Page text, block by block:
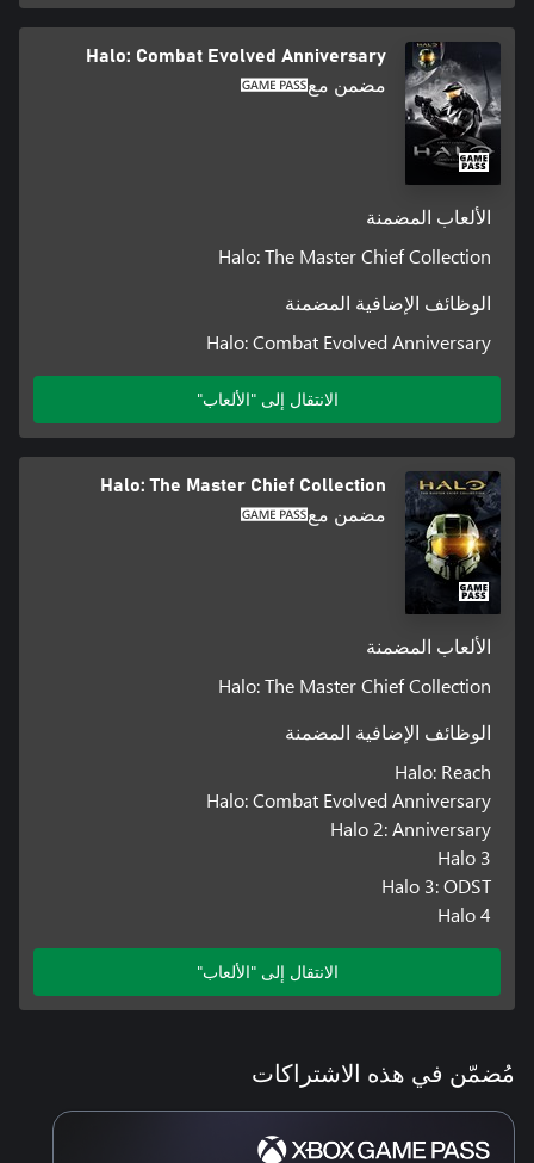
Halo: Combat Evolved Anniversary
مضمن مع
الألعاب المضمنة
Halo: The Master Chief Collection
الوظائف الإضافية المضمنة
Halo: Combat Evolved Anniversary
الانتقال إلى "الألعاب"
Halo: The Master Chief Collection
مضمن مع
الألعاب المضمنة
Halo: The Master Chief Collection
الوظائف الإضافية المضمنة
Halo: Reach
Halo: Combat Evolved Anniversary
Halo 2: Anniversary
Halo 3
Halo 3: ODST
Halo 4
الانتقال إلى "الألعاب"
مُضمّن في هذه الاشتراكات